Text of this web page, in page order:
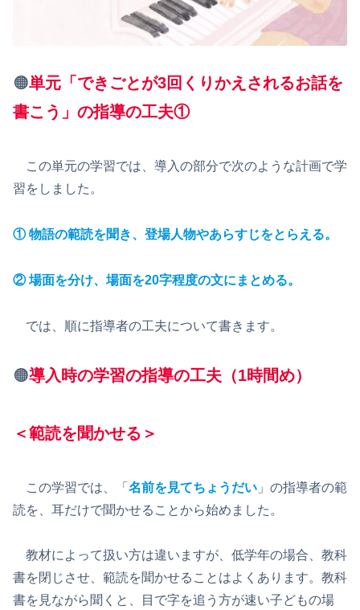
🟠単元「できごとが3回くりかえされるお話を
書こう」の指導の工夫①
この単元の学習では、導入の部分で次のような計画で学
習をしました。
① 物語の範読を聞き、登場人物やあらすじをとらえる。
② 場面を分け、場面を20字程度の文にまとめる。
では、順に指導者の工夫について書きます。
🟠導入時の学習の指導の工夫 （1時間め）
＜範読を聞かせる＞
この学習では、「 名前を見てちょうだい 」の指導者の範
読を、耳だけで聞かせることから始めました。
教材によって扱い方は違いますが、低学年の場合、教科
書を閉じさせ、範読を聞かせることはよくあります。教科
書を見ながら聞くと、目で字を追う方が速い子どもの場